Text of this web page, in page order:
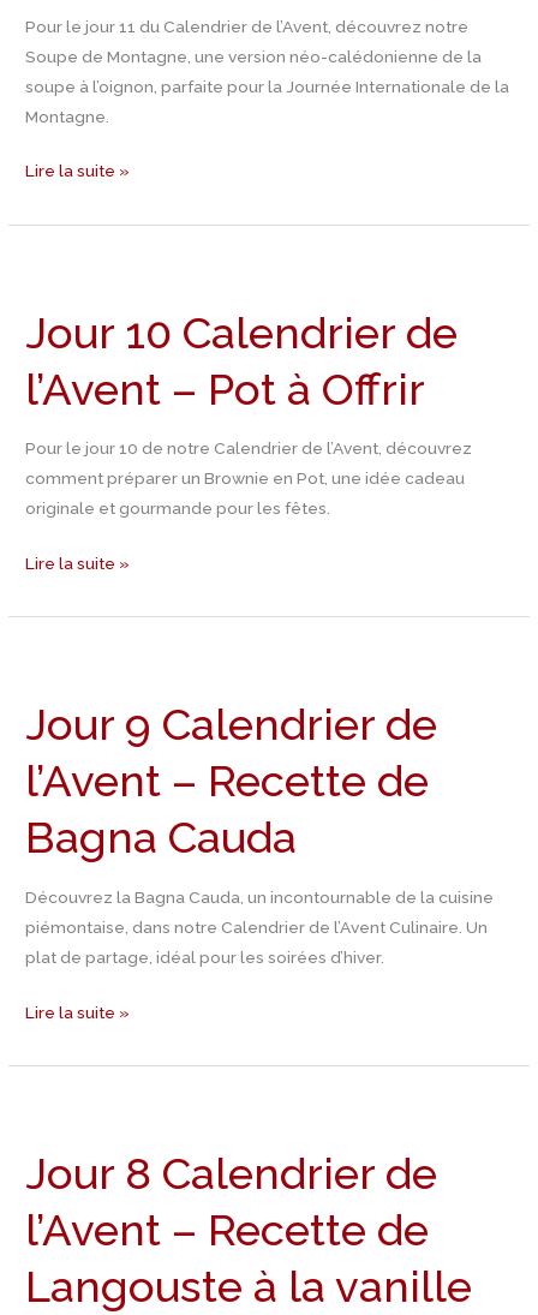
Pour le jour 11 du Calendrier de l’Avent, découvrez notre
Soupe de Montagne, une version néo-calédonienne de la
soupe à l’oignon, parfaite pour la Journée Internationale de la
Montagne.
Soupe
de
la
montagne
Lire la suite »
Jour 10 Calendrier de
l’Avent – Pot à Offrir
Pour le jour 10 de notre Calendrier de l’Avent, découvrez
comment préparer un Brownie en Pot, une idée cadeau
originale et gourmande pour les fêtes.
Calendrier
de
l’Avent
Pot
à
Offrir
Lire la suite »
Jour 9 Calendrier de
l’Avent – Recette de
Bagna Cauda
Découvrez la Bagna Cauda, un incontournable de la cuisine
piémontaise, dans notre Calendrier de l’Avent Culinaire. Un
plat de partage, idéal pour les soirées d’hiver.
Calendrier
de
l’Avent
Recette
Bagna
Cauda
Lire la suite »
Jour 8 Calendrier de
l’Avent – Recette de
Langouste à la vanille
Calendrier
de
l’Avent
Recette